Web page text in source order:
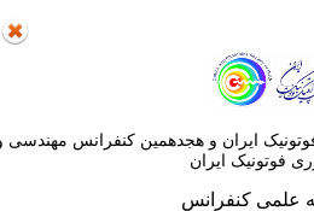
ایران و هجدهمين کنفرانس مهندسی و
فوتونيک ايران
علمی کنفرانس